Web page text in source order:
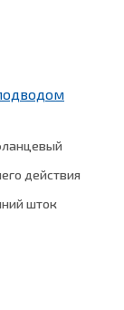
действия
шток